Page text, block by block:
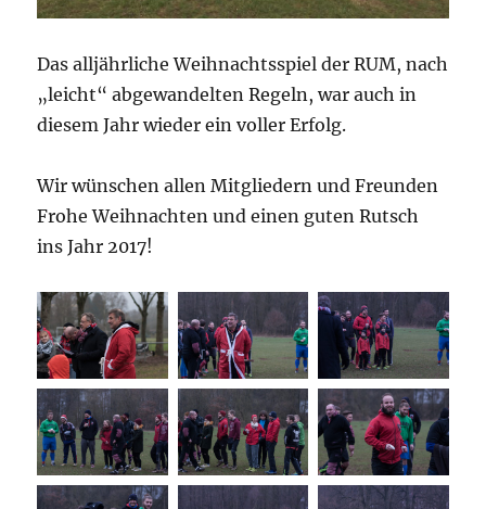
Das alljährliche Weihnachtsspiel der RUM, nach
„leicht“ abgewandelten Regeln, war auch in
diesem Jahr wieder ein voller Erfolg.
Wir wünschen allen Mitgliedern und Freunden
Frohe Weihnachten und einen guten Rutsch
ins Jahr 2017!